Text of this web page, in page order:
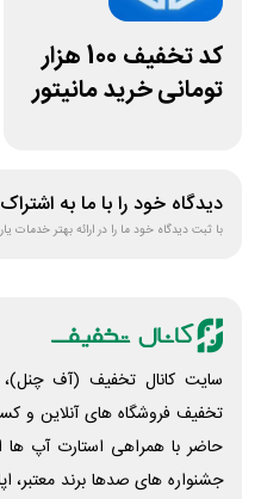
کد تخفیف 100 هزار
تومانی خرید مانیتور
دیدگاه خود را با ما به
با ثبت دیدگاه خود ما را در ارائه بهتر خدمات
سایت کانال تخفیف (آف
تخفیف فروشگاه های آنلاین و
حاضر با همراهی استارت آپ ها
جشنواره های صدها برند معتبر،